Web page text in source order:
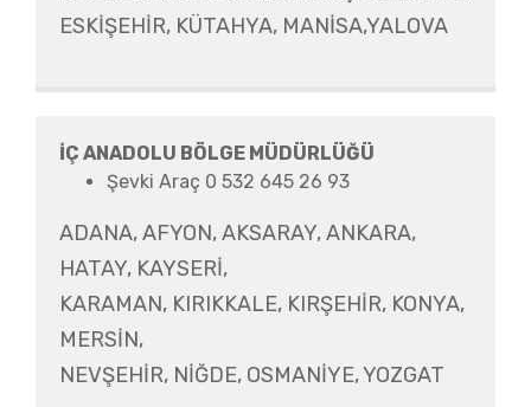
ESKİŞEHİR, KÜTAHYA, MANİSA,YALOVA
İÇ ANADOLU BÖLGE MÜDÜRLÜĞÜ
Şevki Araç 0 532 645 26 93
ADANA, AFYON, AKSARAY, ANKARA,
HATAY, KAYSERİ,
KARAMAN, KIRIKKALE, KIRŞEHİR, KONYA,
MERSİN,
NEVŞEHİR, NİĞDE, OSMANİYE, YOZGAT